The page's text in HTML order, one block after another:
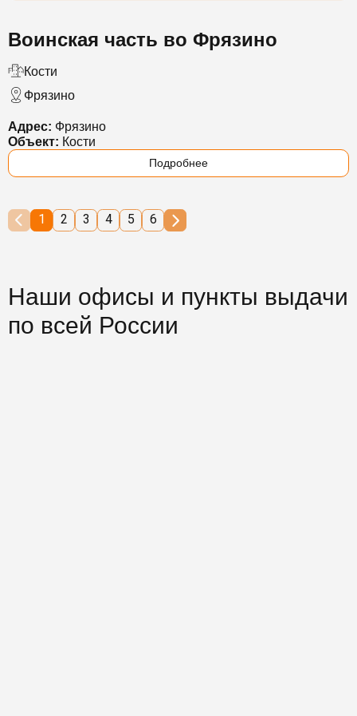
Воинская часть во Фрязино
Кости
Фрязино
Адрес: Фрязино
Объект: Кости
Подробнее
1 2 3 4 5 6
Наши офисы и пункты выдачи
по всей России